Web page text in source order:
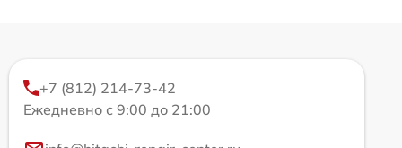
+7 (812) 214-73-42
Ежедневно с 9:00 до 21:00